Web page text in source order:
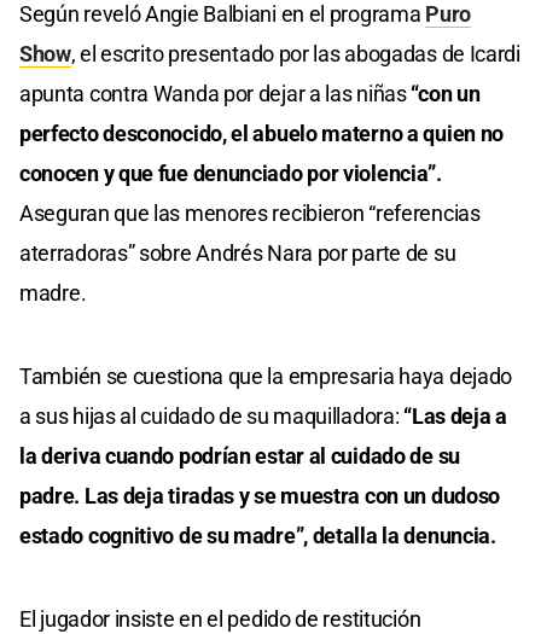
Según reveló Angie Balbiani en el programa Puro
Show, el escrito presentado por las abogadas de Icardi
apunta contra Wanda por dejar a las niñas“con un
perfecto desconocido, el abuelo materno a quien no
conocen y que fue denunciado por violencia”.
Aseguran que las menores recibieron “referencias
aterradoras” sobre Andrés Nara por parte de su
madre.
También se cuestiona que la empresaria haya dejado
a sus hijas al cuidado de su maquilladora: “Las deja a
la deriva cuando podrían estar al cuidado de su
padre. Las deja tiradas y se muestra con un dudoso
estado cognitivo de su madre”, detalla la denuncia.
El jugador insiste en el pedido de restitución